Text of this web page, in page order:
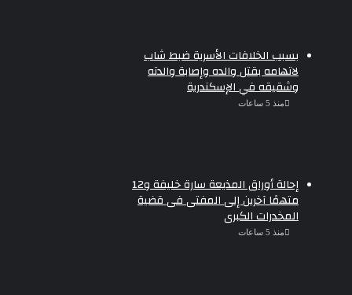
بسبب الخلافات الأسرية ضبط شاب
لاتهامه بقتل والده وإصابة والدته
وشقيقه في الإسكندرية
منذ 5 ساعات
إحالة أوراق المذيعة سارة خليفة و12
متهمًا آخرين إلى المفتى فى قضية
المخدرات الكبرى
منذ 5 ساعات